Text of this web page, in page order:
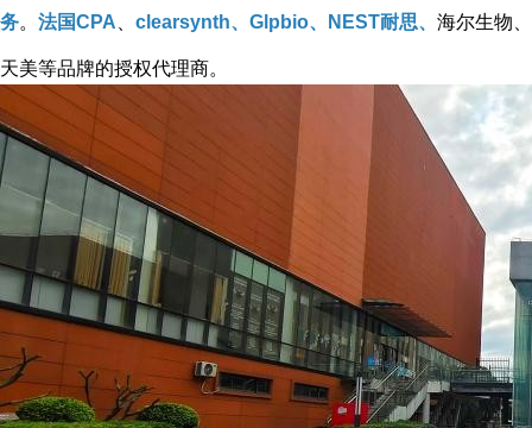
务。 法国CPA clearsynth、Glpbio、NEST耐思、 海尔生物、
天美等品牌的授权代理商。